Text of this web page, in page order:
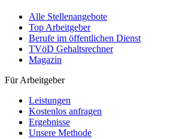
Alle Stellenangebote
Top Arbeitgeber
Berufe im öffentlichen Dienst
TVöD Gehaltsrechner
Magazin
Für Arbeitgeber
Leistungen
Kostenlos anfragen
Ergebnisse
Unsere Methode